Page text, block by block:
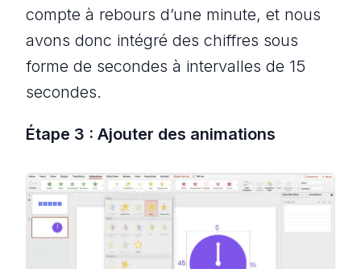
compte à rebours d’une minute, et nous
avons donc intégré des chiffres sous
forme de secondes à intervalles de 15
secondes.
Étape 3 : Ajouter des animations